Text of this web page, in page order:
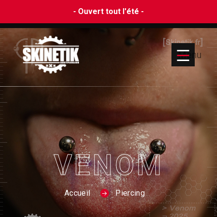
- Ouvert tout l'été -
Menu
VENOM
Accueil Piercing